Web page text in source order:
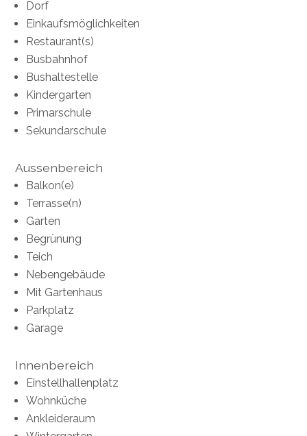
Dorf
Einkaufsmöglichkeiten
Restaurant(s)
Busbahnhof
Bushaltestelle
Kindergarten
Primarschule
Sekundarschule
Aussenbereich
Balkon(e)
Terrasse(n)
Garten
Begrünung
Teich
Nebengebäude
Mit Gartenhaus
Parkplatz
Garage
Innenbereich
Einstellhallenplatz
Wohnküche
Ankleideraum